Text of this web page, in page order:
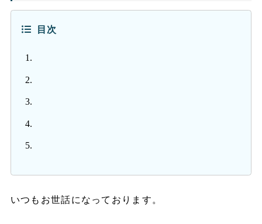
目次
いつもお世話になっております。